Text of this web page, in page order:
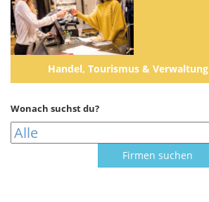
Handel, Tourismus & Verwaltung
Wonach suchst du?